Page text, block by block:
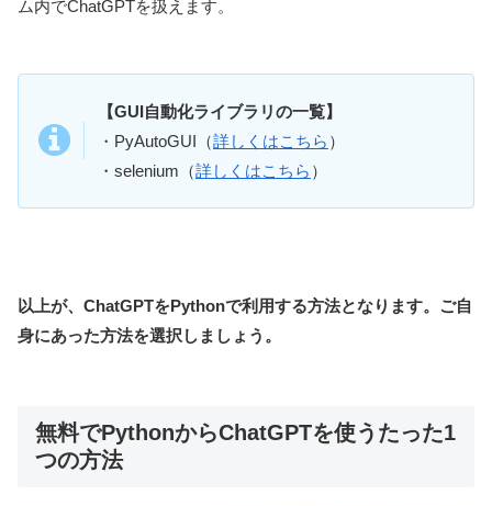
ム内でChatGPTを扱えます。
【GUI自動化ライブラリの一覧】
・PyAutoGUI（詳しくはこちら ）
・selenium（詳しくはこちら ）
以上が、ChatGPTをPythonで利用する方法となります。ご自
身にあった方法を選択しましょう。
無料でPythonからChatGPTを使うたった1
つの方法